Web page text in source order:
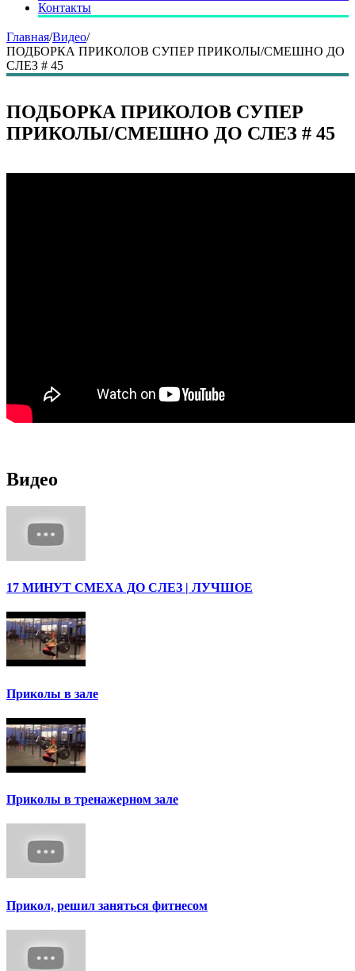
Контакты
Главная/Видео/
ПОДБОРКА ПРИКОЛОВ СУПЕР ПРИКОЛЫ/СМЕШНО ДО
СЛЕЗ # 45
ПОДБОРКА ПРИКОЛОВ СУПЕР
ПРИКОЛЫ/СМЕШНО ДО СЛЕЗ # 45
Видео
17 МИНУТ СМЕХА ДО СЛЕЗ | ЛУЧШОЕ
Приколы в зале
Приколы в тренажерном зале
Прикол, решил заняться фитнесом